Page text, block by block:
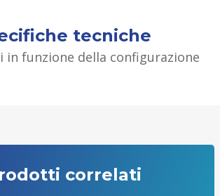
tecniche
in funzione della configurazione
correlati